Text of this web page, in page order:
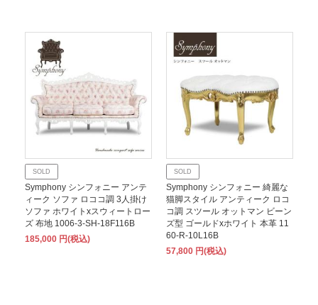
SOLD
Symphony シンフォニー アンテ
ィーク ソファ ロココ調 3人掛け
ソファ ホワイトxスウィートロー
ズ 布地 1006-3-SH-18F116B
185,000 円(税込)
SOLD
Symphony シンフォニー 綺麗な
猫脚スタイル アンティーク ロコ
コ調 スツール オットマン ビーン
ズ型 ゴールドxホワイト 本革 11
60-R-10L16B
57,800 円(税込)